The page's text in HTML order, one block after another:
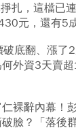
扎，這檔已
元，還有5
底翻、漲了
外資3天賣
裸辭內幕！
臉？「落後